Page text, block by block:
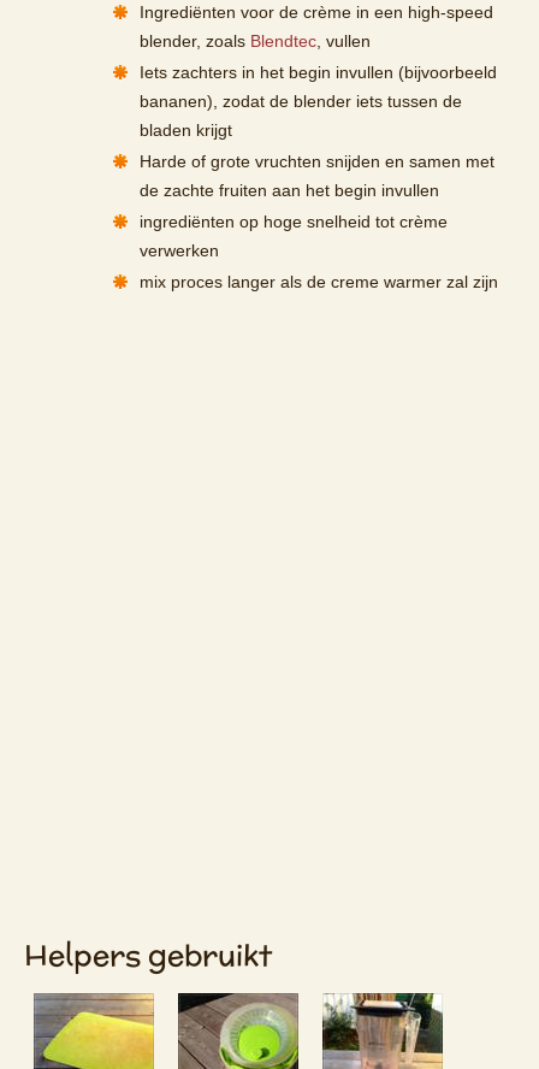
Ingrediënten voor de crème in een high-speed
blender, zoals Blendtec , vullen
Iets zachters in het begin invullen (bijvoorbeeld
bananen), zodat de blender iets tussen de
bladen krijgt
Harde of grote vruchten snijden en samen met
de zachte fruiten aan het begin invullen
ingrediënten op hoge snelheid tot crème
verwerken
mix proces langer als de creme warmer zal zijn
Helpers gebruikt